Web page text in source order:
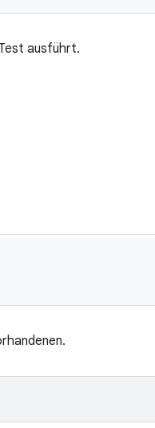
ausführt.